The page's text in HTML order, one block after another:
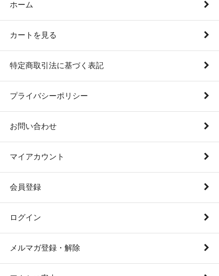
ホーム
カートを見る
特定商取引法に基づく表記
プライバシーポリシー
お問い合わせ
マイアカウント
会員登録
ログイン
メルマガ登録・解除